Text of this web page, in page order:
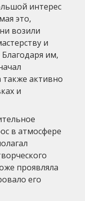
интерес
это,
возили
и
им,
также активно
и
в атмосфере
проявляла
его